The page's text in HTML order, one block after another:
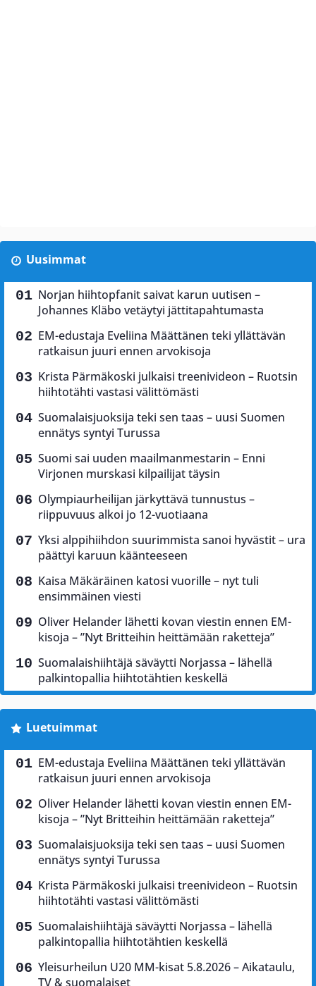
Uusimmat
Norjan hiihtopfanit saivat karun uutisen –
Johannes Kläbo vetäytyi jättitapahtumasta
EM-edustaja Eveliina Määttänen teki yllättävän
ratkaisun juuri ennen arvokisoja
Krista Pärmäkoski julkaisi treenivideon – Ruotsin
hiihtotähti vastasi välittömästi
Suomalaisjuoksija teki sen taas – uusi Suomen
ennätys syntyi Turussa
Suomi sai uuden maailmanmestarin – Enni
Virjonen murskasi kilpailijat täysin
Olympiaurheilijan järkyttävä tunnustus –
riippuvuus alkoi jo 12-vuotiaana
Yksi alppihiihdon suurimmista sanoi hyvästit – ura
päättyi karuun käänteeseen
Kaisa Mäkäräinen katosi vuorille – nyt tuli
ensimmäinen viesti
Oliver Helander lähetti kovan viestin ennen EM-
kisoja – ”Nyt Britteihin heittämään raketteja”
Suomalaishiihtäjä säväytti Norjassa – lähellä
palkintopallia hiihtotähtien keskellä
Luetuimmat
EM-edustaja Eveliina Määttänen teki yllättävän
ratkaisun juuri ennen arvokisoja
Oliver Helander lähetti kovan viestin ennen EM-
kisoja – ”Nyt Britteihin heittämään raketteja”
Suomalaisjuoksija teki sen taas – uusi Suomen
ennätys syntyi Turussa
Krista Pärmäkoski julkaisi treenivideon – Ruotsin
hiihtotähti vastasi välittömästi
Suomalaishiihtäjä säväytti Norjassa – lähellä
palkintopallia hiihtotähtien keskellä
Yleisurheilun U20 MM-kisat 5.8.2026 – Aikataulu,
TV & suomalaiset